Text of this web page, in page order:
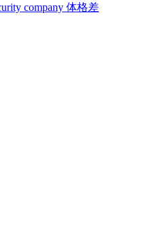
company 体格差